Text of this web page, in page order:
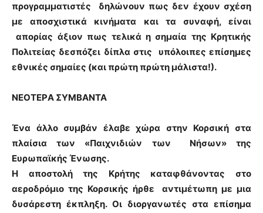
προγραμματιστές δηλώνουν πως δεν έχουν σχέση
με αποσχιστικά κινήματα και τα συναφή, είναι
απορίας άξιον πως τελικά η σημαία της Κρητικής
Πολιτείας δεσπόζει δίπλα στις υπόλοιπες επίσημες
εθνικές σημαίες (και πρώτη πρώτη μάλιστα!).
ΝΕΟΤΕΡA ΣΥΜΒΑΝTA
Ένα άλλο συμβάν έλαβε χώρα στην Κορσική στα
πλαίσια των «Παιχνιδιών των Νήσων» της
Ευρωπαϊκής Ένωσης.
Η αποστολή της Κρήτης καταφθάνοντας στο
αεροδρόμιο της Κορσικής ήρθε αντιμέτωπη με μια
δυσάρεστη έκπληξη. Οι διοργανωτές στα επίσημα